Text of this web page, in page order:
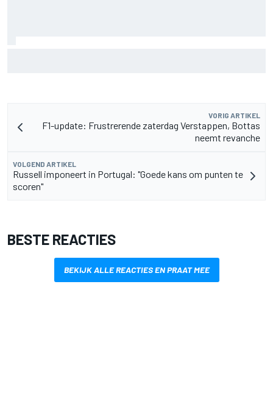
VORIG ARTIKEL
F1-update: Frustrerende zaterdag Verstappen, Bottas
neemt revanche
VOLGEND ARTIKEL
Russell imponeert in Portugal: "Goede kans om punten te
scoren"
BESTE REACTIES
BEKIJK ALLE REACTIES EN PRAAT MEE